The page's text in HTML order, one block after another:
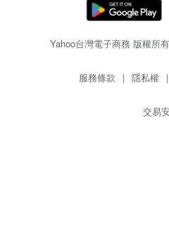
Yahoo台灣電子商務 版權所
服務條款 | 隱私權 |
交易